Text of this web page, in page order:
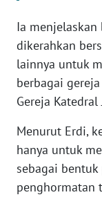
Ia
dikerahkan
lainnya untuk
berbagai
Gereja Katedral
Menurut Erdi,
hanya untuk
sebagai
penghormatan
KARIR
DISCLAIMER
Wahana
News
Regional
WN
SUMUT